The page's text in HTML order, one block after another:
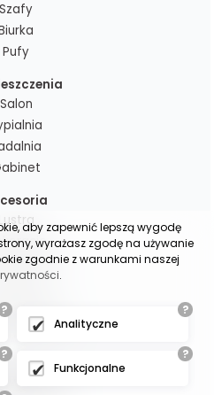
Szafy
Pufy
Salon
Lustra
i pledy
gotowe
na wymiar
-
aby zapewnić lepszą wygodę
wyrażasz zgodę na używanie
zgodnie z warunkami naszej
.
?
?
Analityczne
?
?
Funkcjonalne